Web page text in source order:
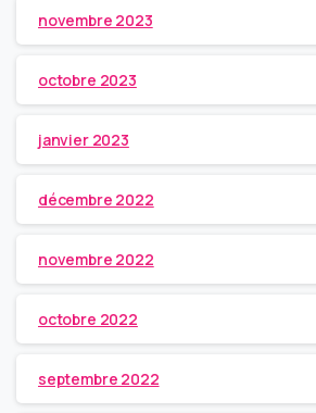
novembre 2023
octobre 2023
janvier 2023
décembre 2022
novembre 2022
octobre 2022
septembre 2022